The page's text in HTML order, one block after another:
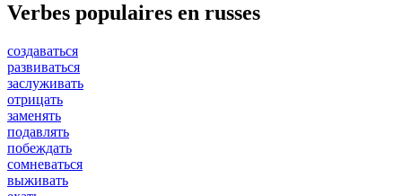
Verbes populaires en russes
создаваться
развиваться
заслуживать
отрицать
заменять
подавлять
побеждать
сомневаться
выживать